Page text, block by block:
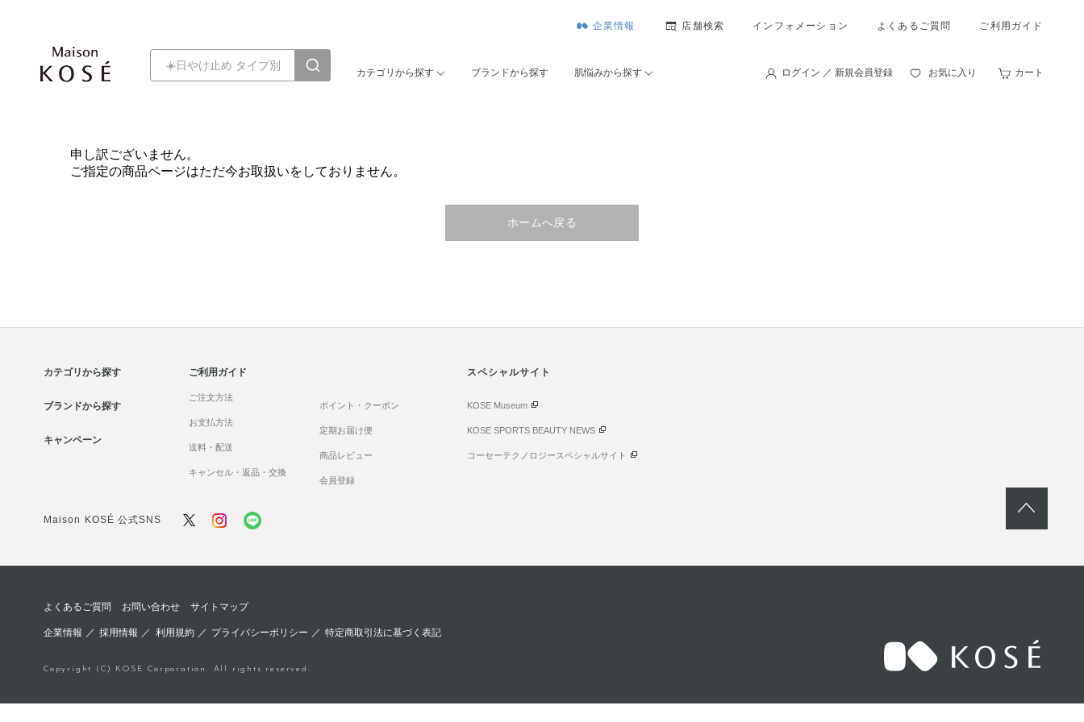
企業情報 店舗検索 インフォメーション よくあるご質問 ご利用ガイド
カテゴリから探す ブランドから探す 肌悩みから探す ログイン ／ 新規会員登録 お気に入り カート
申し訳ございません。
ご指定の商品ページはただ今お取扱いをしておりません。
ホームへ戻る
カテゴリから探す
ブランドから探す
キャンペーン
ご利用ガイド
ご注文方法
お支払方法
送料・配送
キャンセル・返品・交換
ポイント・クーポン
定期お届け便
商品レビュー
会員登録
スペシャルサイト
KOSE Museum
KOSE SPORTS BEAUTY NEWS
コーセーテクノロジースペシャルサイト
Maison KOSÉ 公式SNS
よくあるご質問 お問い合わせ サイトマップ
企業情報 ／採用情報 ／ 利用規約／ プライバシーポリシー ／ 特定商取引法に基づく表記
Copyright (C) KOSE Corporation. All rights reserved.